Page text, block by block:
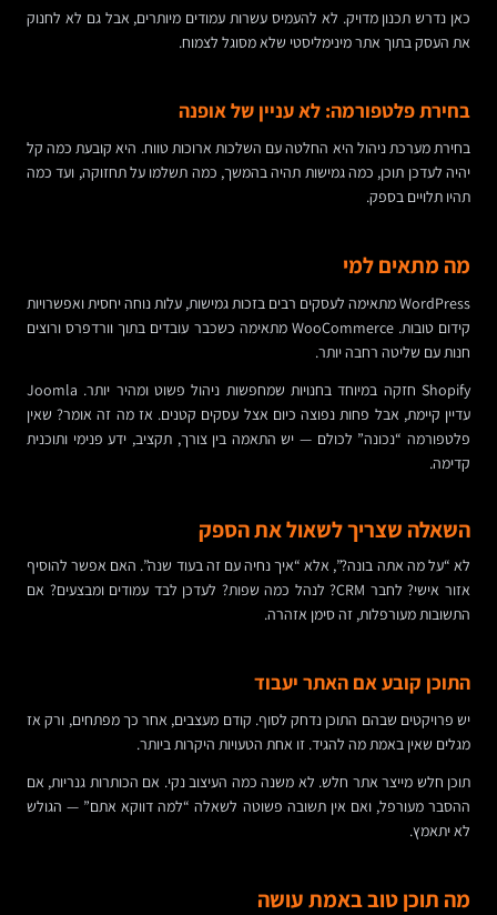
כאן נדרש תכנון מדויק. לא להעמיס עשרות עמודים מיותרים, אבל גם לא לחנוק
את העסק בתוך אתר מינימליסטי שלא מסוגל לצמוח.
בחירת פלטפורמה: לא עניין של אופנה
בחירת מערכת ניהול היא החלטה עם השלכות ארוכות טווח. היא קובעת כמה קל
יהיה לעדכן תוכן, כמה גמישות תהיה בהמשך, כמה תשלמו על תחזוקה, ועד כמה
תהיו תלויים בספק.
מה מתאים למי
WordPress מתאימה לעסקים רבים בזכות גמישות, עלות נוחה יחסית ואפשרויות
קידום טובות. WooCommerce מתאימה כשכבר עובדים בתוך וורדפרס ורוצים
חנות עם שליטה רחבה יותר.
Shopify חזקה במיוחד בחנויות שמחפשות ניהול פשוט ומהיר יותר. Joomla
עדיין קיימת, אבל פחות נפוצה כיום אצל עסקים קטנים. אז מה זה אומר? שאין
פלטפורמה “נכונה” לכולם — יש התאמה בין צורך, תקציב, ידע פנימי ותוכנית
קדימה.
השאלה שצריך לשאול את הספק
לא “על מה אתה בונה?”, אלא “איך נחיה עם זה בעוד שנה”. האם אפשר להוסיף
אזור אישי? לחבר CRM? לנהל כמה שפות? לעדכן לבד עמודים ומבצעים? אם
התשובות מעורפלות, זה סימן אזהרה.
התוכן קובע אם האתר יעבוד
יש פרויקטים שבהם התוכן נדחק לסוף. קודם מעצבים, אחר כך מפתחים, ורק אז
מגלים שאין באמת מה להגיד. זו אחת הטעויות היקרות ביותר.
תוכן חלש מייצר אתר חלש. לא משנה כמה העיצוב נקי. אם הכותרות גנריות, אם
ההסבר מעורפל, ואם אין תשובה פשוטה לשאלה “למה דווקא אתם” — הגולש
לא יתאמץ.
מה תוכן טוב באמת עושה